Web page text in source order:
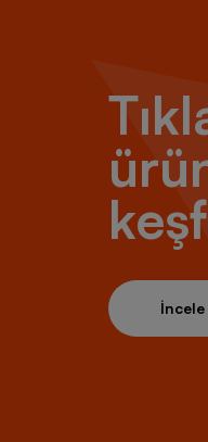
İncele